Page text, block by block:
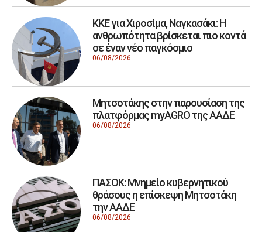
ΚΚΕ για Χιροσίμα, Ναγκασάκι: Η
ανθρωπότητα βρίσκεται πιο κοντά
σε έναν νέο παγκόσμιο
06/08/2026
Μητσοτάκης στην παρουσίαση της
πλατφόρμας myAGRO της ΑΑΔΕ
06/08/2026
ΠΑΣΟΚ: Μνημείο κυβερνητικού
θράσους η επίσκεψη Μητσοτάκη
την ΑΑΔΕ
06/08/2026